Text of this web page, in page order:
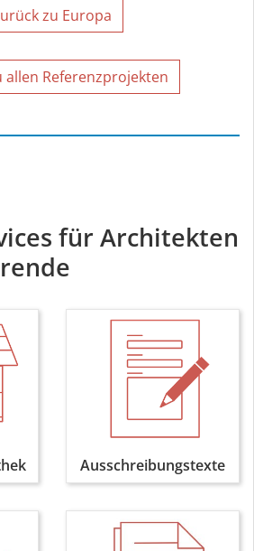
zu Europa
allen Referenzprojekten
für Architekten
Ausschreibungstexte